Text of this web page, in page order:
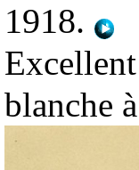
1918.
blanche